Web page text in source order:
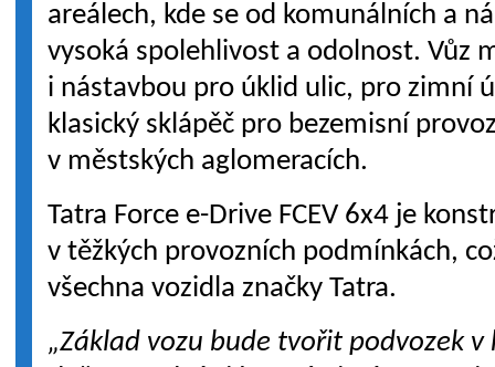
areálech, kde se od komunálních a
vysoká spolehlivost a odolnost. Vůz
i nástavbou pro úklid ulic, pro zimní
klasický sklápěč pro bezemisní
v městských aglomeracích.
Tatra Force e-Drive FCEV 6x4 je
v těžkých provozních podmínkách,
všechna vozidla značky Tatra.
„Základ vozu bude tvořit podvozek